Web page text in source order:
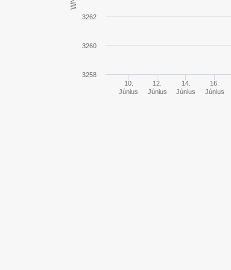
Panhard EBR 105
10.
Június
12.
Június
14.
Június
16.
Június
3258
3260
3262